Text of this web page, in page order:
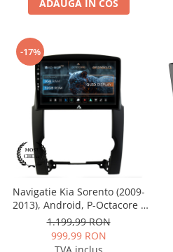
ADAUGA IN COS
-17%
Navigatie Kia Sorento (2009-
2013), Android, P-Octacore /
2GB RAM + 32GB ROM, 10.1
Inch - AD-BGP10002+AD-
BGRKIT208
1.199,99 RON
999,99 RON